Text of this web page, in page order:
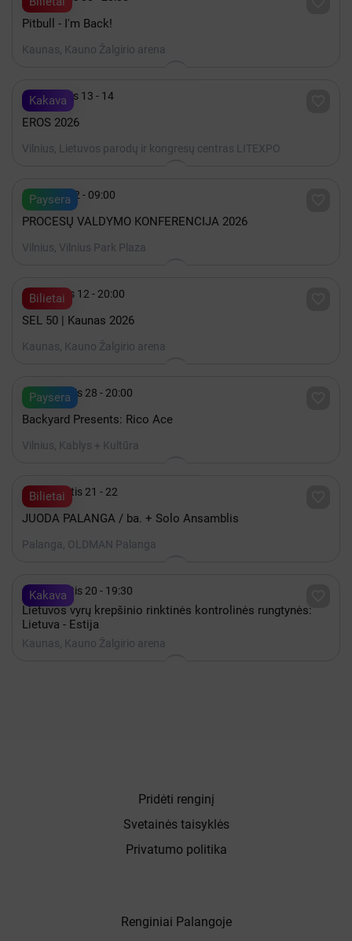
Pitbull - I'm Back!
Kaunas, Kauno Žalgirio arena
Kakava
 Lapkritis 13 - 14
EROS 2026
Vilnius, Lietuvos parodų ir kongresų centras LITEXPO
Paysera
 Spalis 22 - 09:00
PROCESŲ VALDYMO KONFERENCIJA 2026
Vilnius, Vilnius Park Plaza
Bilietai
 Gruodis 12 - 20:00
SEL 50 | Kaunas 2026
Kaunas, Kauno Žalgirio arena
Paysera
 Rugpjūtis 28 - 20:00
Backyard Presents: Rico Ace
Vilnius, Kablys + Kultūra
Bilietai
 Rugpjūtis 21 - 22
JUODA PALANGA / ba. + Solo Ansamblis
Palanga, OLDMAN Palanga
Kakava
 Rugpjūtis 20 - 19:30
Lietuvos vyrų krepšinio rinktinės kontrolinės rungtynės:
Lietuva - Estija
Kaunas, Kauno Žalgirio arena
Renginiai Palangoje
Pridėti renginį
Svetainės taisyklės
Privatumo politika